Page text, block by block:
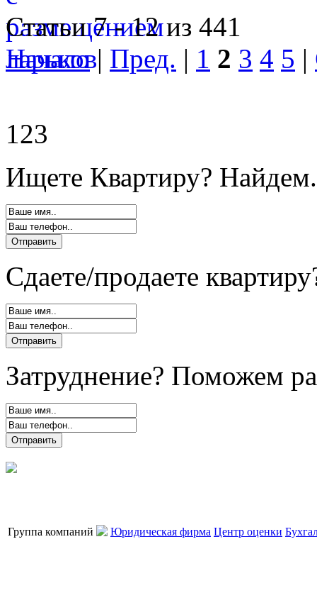
Статьи 7 - 12 из 441
Начало| Пред. | 1 2 3 4 5 |
123
Ищете Квартиру?
Сдаете/продаете
Затруднение? Поможем
Группа компаний Юридическая фирма Центр оценки